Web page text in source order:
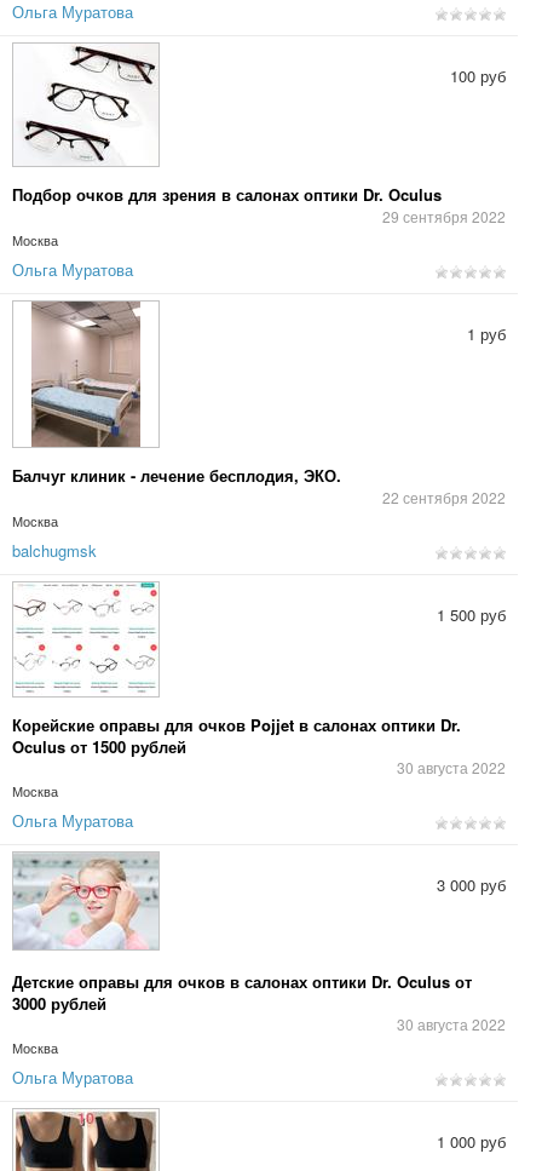
Ольга Муратова
Подбор очков для зрения в салонах оптики Dr. Oculus
29 сентября 2022
Москва
100 руб
Ольга Муратова
Балчуг клиник - лечение бесплодия, ЭКО.
22 сентября 2022
Москва
1 руб
balchugmsk
Корейские оправы для очков Pojjet в салонах оптики Dr.
Oculus от 1500 рублей
30 августа 2022
Москва
1 500 руб
Ольга Муратова
Детские оправы для очков в салонах оптики Dr. Oculus от
3000 рублей
30 августа 2022
Москва
3 000 руб
Ольга Муратова
1 000 руб